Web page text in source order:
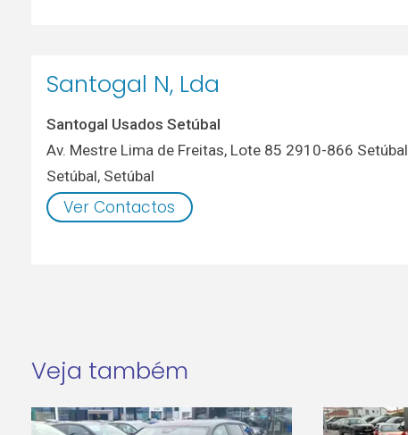
Santogal N, Lda
Santogal Usados Setúbal
Av. Mestre Lima de Freitas, Lote 85 2910-866 Setúbal
Setúbal, Setúbal
Ver Contactos
Veja também